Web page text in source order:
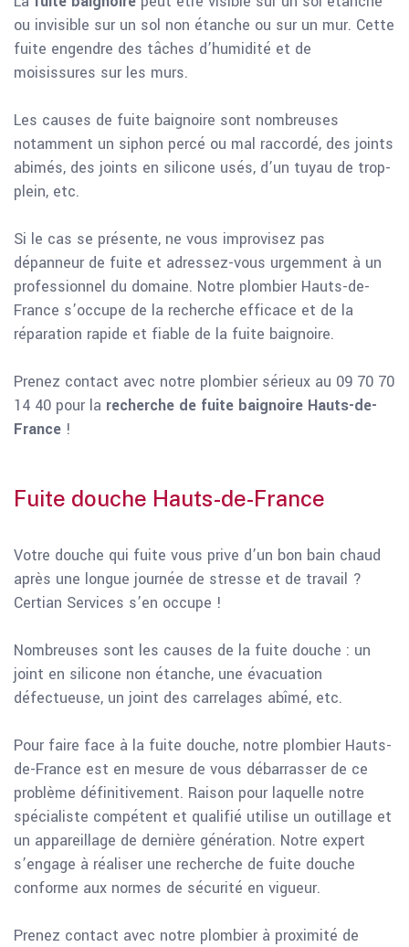
ou invisible sur un sol non étanche ou sur un mur. Cette
fuite engendre des tâches d’humidité et de
moisissures sur les murs.
Les causes de fuite baignoire sont nombreuses
notamment un siphon percé ou mal raccordé, des joints
abimés, des joints en silicone usés, d’un tuyau de trop-
plein, etc.
Si le cas se présente, ne vous improvisez pas
dépanneur de fuite et adressez-vous urgemment à un
professionnel du domaine. Notre plombier Hauts-de-
France s’occupe de la recherche efficace et de la
réparation rapide et fiable de la fuite baignoire.
Prenez contact avec notre plombier sérieux au 09 70 70
14 40 pour la recherche de fuite baignoire Hauts-de-
France !
Fuite douche Hauts-de-France
Votre douche qui fuite vous prive d’un bon bain chaud
après une longue journée de stresse et de travail ?
Certian Services s’en occupe !
Nombreuses sont les causes de la fuite douche : un
joint en silicone non étanche, une évacuation
défectueuse, un joint des carrelages abîmé, etc.
Pour faire face à la fuite douche, notre plombier Hauts-
de-France est en mesure de vous débarrasser de ce
problème définitivement. Raison pour laquelle notre
spécialiste compétent et qualifié utilise un outillage et
un appareillage de dernière génération. Notre expert
s’engage à réaliser une recherche de fuite douche
conforme aux normes de sécurité en vigueur.
Prenez contact avec notre plombier à proximité de